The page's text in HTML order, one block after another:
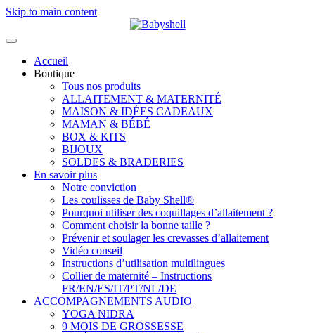
Skip to main content
Accueil
Boutique
Tous nos produits
ALLAITEMENT & MATERNITÉ
MAISON & IDÉES CADEAUX
MAMAN & BÉBÉ
BOX & KITS
BIJOUX
SOLDES & BRADERIES
En savoir plus
Notre conviction
Les coulisses de Baby Shell®
Pourquoi utiliser des coquillages d’allaitement ?
Comment choisir la bonne taille ?
Prévenir et soulager les crevasses d’allaitement
Vidéo conseil
Instructions d’utilisation multilingues
Collier de maternité – Instructions
FR/EN/ES/IT/PT/NL/DE
ACCOMPAGNEMENTS AUDIO
YOGA NIDRA
9 MOIS DE GROSSESSE